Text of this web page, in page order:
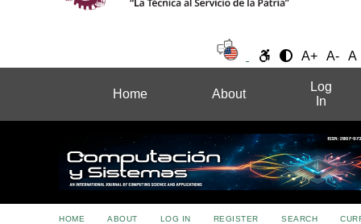
A+ A- A
Home About
Log
In
HOME ABOUT LOG IN REGISTER SEARCH